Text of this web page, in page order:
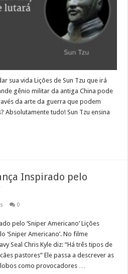
sua vida Lições de Sun Tzu que irá
gênio militar da antiga China pode
da arte da guerra que podem
Absolutamente tudo! Sun Tzu ensina
Inspirado pelo
0
pelo ‘Sniper Americano’ Lições
‘Sniper Americano’. No filme
Seal Chris Kyle diz: “Há três tipos de
pastores” Ele passa a descrever as
como provocadores …